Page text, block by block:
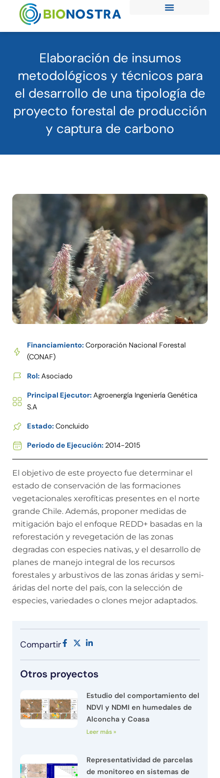
Elaboración de insumos
metodológicos y técnicos para
el desarrollo de una tipología de
proyecto forestal de producción
y captura de carbono
Financiamiento: Corporación Nacional Forestal
(CONAF)
Rol: Asociado
Principal Ejecutor: Agroenergía Ingeniería Genética
S.A
Estado: Concluido
Periodo de Ejecución: 2014-2015
El objetivo de este proyecto fue determinar el
estado de conservación de las formaciones
vegetacionales xerofíticas presentes en el norte
grande Chile. Además, proponer medidas de
mitigación bajo el enfoque REDD+ basadas en la
reforestación y revegetación de las zonas
degradas con especies nativas, y el desarrollo de
planes de manejo integral de los recursos
forestales y arbustivos de las zonas áridas y semi-
áridas del norte del país, con la selección de
especies, variedades o clones mejor adaptados.
Compartir
Otros proyectos
Estudio del comportamiento del
NDVI y NDMI en humedales de
Alconcha y Coasa
Leer más »
Representatividad de parcelas
de monitoreo en sistemas de